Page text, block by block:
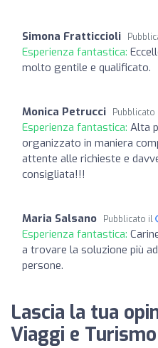
Simona Fratticcioli
Esperienza fantastica:
molto gentile e qualificato.
Monica Petrucci Pubblicato
Esperienza fantastica: Alta
organizzato in maniera
attente alle richieste e
consigliata!!!
Maria Salsano Pubblicato il
Esperienza fantastica:
a trovare la soluzione più
persone.
Lascia la tua
Viaggi e